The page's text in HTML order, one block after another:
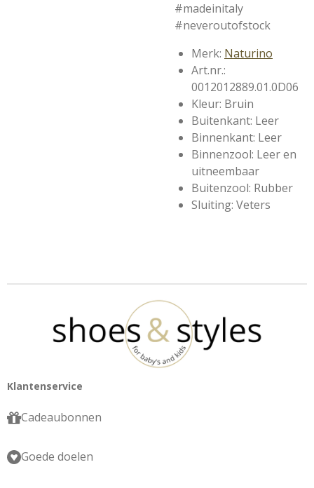
#madeinitaly
#neveroutofstock
Merk: Naturino
Art.nr.:
0012012889.01.0D06
Kleur: Bruin
Buitenkant: Leer
Binnenkant: Leer
Binnenzool: Leer en
uitneembaar
Buitenzool: Rubber
Sluiting: Veters
Klantenservice
Cadeaubonnen
Goede doelen